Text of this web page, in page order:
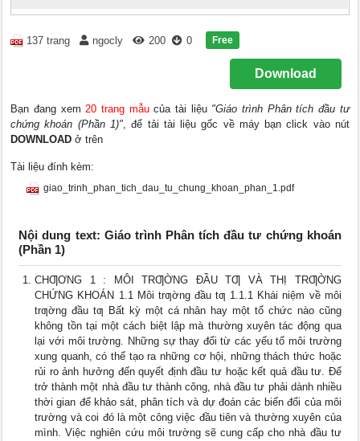
137 trang ngocly 200 0 Free
Download
Bạn đang xem20 trang mẫucủa tài liệu "Giáo trình Phân tích đầu tư
chứng khoán (Phần 1)", để tải tài liệu gốc về máy bạn click vào nút
DOWNLOAD ở trên
Tài liệu đính kèm:
giao_trinh_phan_tich_dau_tu_chung_khoan_phan_1.pdf
Nội dung text: Giáo trình Phân tích đầu tư chứng khoán
(Phần 1)
CHƢƠNG 1 : MÔI TRƢỜNG ĐẦU TƢ VÀ THỊ TRƢỜNG
CHỨNG KHOÁN 1.1 Môi trƣờng đầu tƣ 1.1.1 Khái niệm về môi
trƣờng đầu tƣ Bất kỳ một cá nhân hay một tổ chức nào cũng
không tồn tại một cách biệt lập mà thường xuyên tác động qua
lại với môi trường. Những sự thay đổi từ các yếu tố môi trường
xung quanh, có thể tạo ra những cơ hội, những thách thức hoặc
rủi ro ảnh hưởng đến quyết định đầu tư hoặc kết quả đầu tư. Để
trở thành một nhà đầu tư thành công, nhà đầu tư phải dành nhiều
thời gian để khảo sát, phân tích và dự đoán các biến đổi của môi
trường và coi đó là một công việc đầu tiên và thường xuyên của
mình. Việc nghiên cứu môi trường sẽ cung cấp cho nhà đầu tư